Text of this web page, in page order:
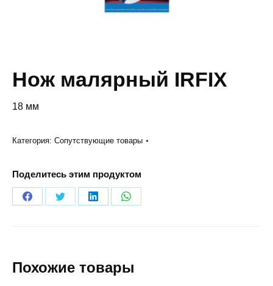
Нож малярный IRFIX
18 мм
Категория: Сопутствующие товары
Поделитесь этим продуктом
Share
Share
Share
Share
Похожие товары